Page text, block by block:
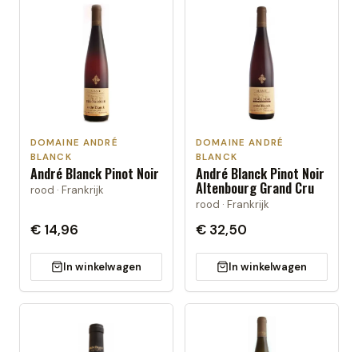
DOMAINE ANDRÉ
BLANCK
André Blanck Pinot Noir
rood · Frankrijk
€ 14,96
In winkelwagen
DOMAINE ANDRÉ
BLANCK
André Blanck Pinot Noir
Altenbourg Grand Cru
rood · Frankrijk
€ 32,50
In winkelwagen